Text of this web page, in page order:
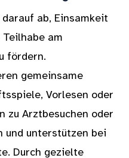
ab, Einsamkeit
am
fördern.
gemeinsame
Vorlesen oder
zu Arztbesuchen oder
und unterstützen bei
Durch gezielte